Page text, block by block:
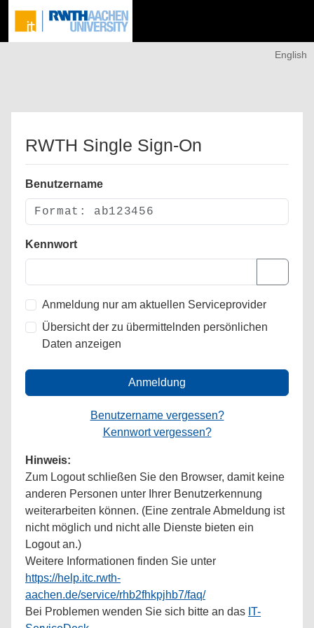
English
RWTH Single Sign-On
Benutzername
Kennwort
Anmeldung nur am aktuellen Serviceprovider
Übersicht der zu übermittelnden persönlichen
Daten anzeigen
Anmeldung
Benutzername vergessen?
Kennwort vergessen?
Hinweis:
Zum Logout schließen Sie den Browser, damit keine
anderen Personen unter Ihrer Benutzerkennung
weiterarbeiten können. (Eine zentrale Abmeldung ist
nicht möglich und nicht alle Dienste bieten ein
Logout an.)
Weitere Informationen finden Sie unter
https://help.itc.rwth-
aachen.de/service/rhb2fhkpjhb7/faq/
Bei Problemen wenden Sie sich bitte an das IT-